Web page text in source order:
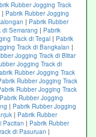
Rubber Jogging Track
| Pabrik Rubber Jogging
| Pabrik Rubber
di Semarang | Pabrik
Track di Tegal | Pabrik
Track di Bangkalan |
Jogging Track di Blitar
Jogging Track di
Rubber Jogging Track
Rubber Jogging Track
Rubber Jogging Track
Pabrik Rubber Jogging
| Pabrik Rubber Jogging
| Pabrik Rubber
Pacitan | Pabrik Rubber
di Pasuruan |